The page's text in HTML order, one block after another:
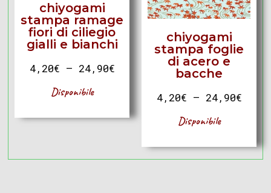
chiyogami
stampa ramage
fiori di ciliegio
gialli e bianchi
4,20€ – 24,90€
Disponibile
chiyogami
stampa foglie
di acero e
bacche
4,20€ – 24,90€
Disponibile